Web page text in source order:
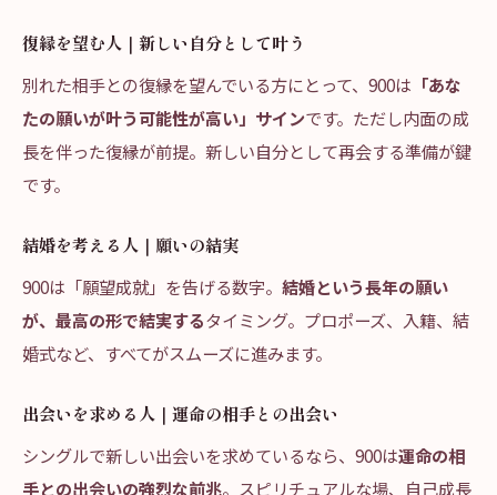
復縁を望む人｜新しい自分として叶う
別れた相手との復縁を望んでいる方にとって、900は 「あな
たの願いが叶う可能性が高い」サインです。ただし内面の成
長を伴った復縁が前提。新しい自分として再会する準備が鍵
です。
結婚を考える人｜願いの結実
900は「願望成就」を告げる数字。 結婚という長年の願い
が、最高の形で結実するタイミング。プロポーズ、入籍、結
婚式など、すべてがスムーズに進みます。
出会いを求める人｜運命の相手との出会い
シングルで新しい出会いを求めているなら、900は運命の相
手との出会いの強烈な前兆。スピリチュアルな場、自己成長